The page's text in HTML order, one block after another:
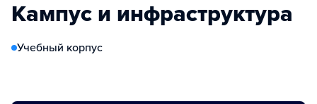
Кампус и инфраструктура
Учебный корпус